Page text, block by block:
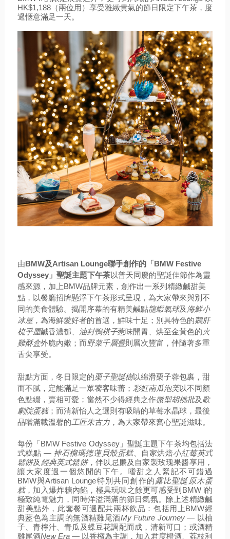
HK$1,188（兩位用）享受雅緻貴氣的節日限定下午茶，度
過愜意滿足一天。
由BMW及Artisan Lounge聯手創作的「BMW Festive
Odyssey」聖誕主題下午茶以普天同慶的聖誕佳節作為靈
感來源，加上BMW品牌元素，創作出一系列精緻鹹甜美
點，以餐廳招牌懸浮下午茶形式呈現，為大家帶來與別不
同的美食體驗。揭開序幕的有精美鹹點龍蝦氣球及 海鮮小
冰屋，為海鮮愛好者的首選，鮮味十足；別具特色的鵝肝
梳乎厘鹹香濃郁、 油封鴨棋子惹味開胃、烘至金黃色的火
雞酥盒外脆內嫩；而野菜千層疊則層次豐富，伴隨著多重
舌尖享受。
甜點方面，冬日限定的栗子聖誕樹以綿滑栗子蓉包裹，甜
而不膩，定能滿足一眾饕客味蕾； 彩虹南瓜泡芙以不同顏
色點綴，賣相可愛；當然不少得經典之作微型胡桃批及 歌
劇院蛋糕；而清新怡人之選則有吸睛的草莓水晶球，最後
品嚐滿載溫馨的工匠朱古力，為大家帶來窩心聖誕滋味。
每份「BMW Festive Odyssey」聖誕主題下午茶均包括法
式糕點 — 神石榴瑪德蓮貝殼蛋糕、自家烘焙小紅莓英式
鬆餅及 經典英式鬆餅，伴以忌廉及自家製玫瑰果醬享用，
讓大家度過一個悠閒的下午。嗜甜之人緊記不可錯過
BMW與Artisan Lounge特別共同創作的露比聖誕原木蛋
糕，加入爆炸糖內餡，極具玩味之餘更可感受到BMW i的
極致純電魅力，同時洋溢滿滿的節日氣氛。除上述精緻鹹
甜美點外，此套餐可選配共兩杯飲品：包括用上BMW經
典藍色為主調的無酒精雞尾酒My Future Journey — 以柚
子、青檸汁、青瓜及蝶豆花調配而成，清新可口；或酒精
雞尾酒New Era — 以香檳為主調，加入君度橙酒、荔枝利